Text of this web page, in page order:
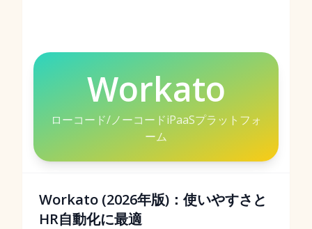
Workato
ローコード/ノーコードiPaaSプラットフォ
ーム
Workato (2026年版)：使いやすさと
HR自動化に最適